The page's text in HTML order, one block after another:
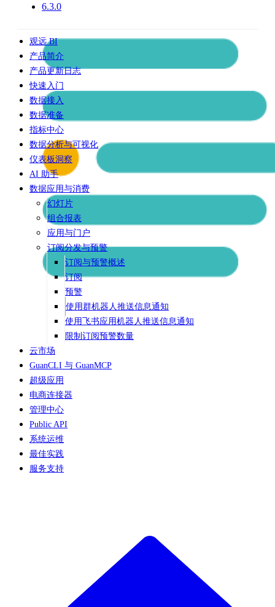
6.3.0
观远 BI
产品简介
产品更新日志
快速入门
数据接入
数据准备
指标中心
数据分析与可视化
仪表板洞察
AI 助手
数据应用与消费
幻灯片
组合报表
应用与门户
订阅分发与预警
订阅与预警概述
订阅
预警
使用群机器人推送信息通知
使用飞书应用机器人推送信息通知
限制订阅预警数量
云市场
GuanCLI 与 GuanMCP
超级应用
电商连接器
管理中心
Public API
系统运维
最佳实践
服务支持